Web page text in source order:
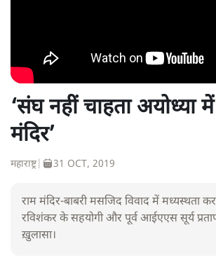
‘संघ नहीं चाहता अयोध्या
मंदिर’
महाराष्ट्र| 31 OCT, 2019
राम मंदिर-बाबरी मसजिद विवाद में मध्यस्थता
रविशंकर के सहयोगी और पूर्व आईएएस सूर्य
ख़ुलासा।